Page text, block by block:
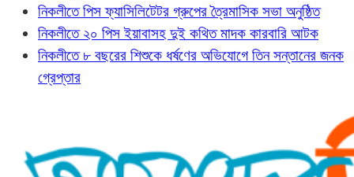
নিকলীতে পিস ফ্যাসিলিটেটর গ্রুপের ত্রৈমাসিক সভা অনুষ্ঠিত
নিকলীতে ২০ পিস ইয়াবাসহ দুই কথিত মাদক কারবারি আটক
নিকলীতে ৮ বছরের শিশুকে ধর্ষণের অভিযোগে তিন সন্তানের জনক
গ্রেপ্তার